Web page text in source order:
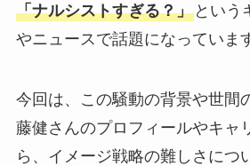
「ナルシストすぎる？」という
やニュースで話題になっていま
今回は、この騒動の背景や世間
藤健さんのプロフィールやキャ
ら、イメージ戦略の難しさにつ